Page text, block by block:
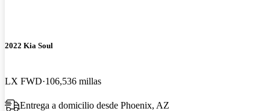
2022 Kia Soul
LX FWD 106,536 millas
Entrega a domicilio desde Phoenix, AZ